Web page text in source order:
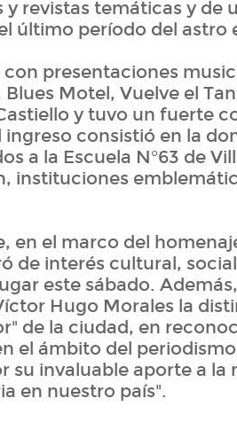
y revistas temáticas y de
último período del astro
presentaciones
Motel, Vuelve el
y tuvo un fuerte
ingreso consistió en la
a la Escuela N°63 de
instituciones
en el marco del
de interés cultural,
este sábado.
Hugo Morales la
de la ciudad, en
el ámbito del
su invaluable aporte a la
en nuestro país".